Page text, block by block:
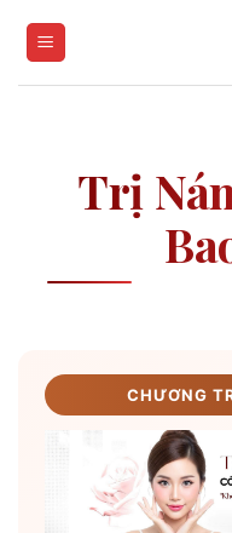
Trị
CHƯƠNG